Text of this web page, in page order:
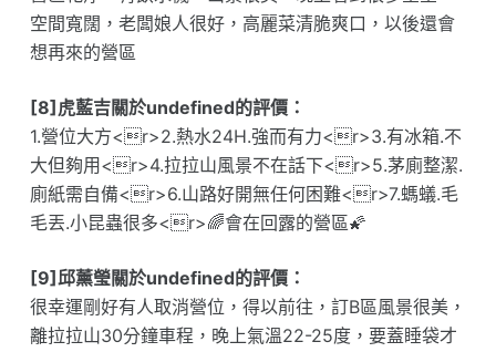
空間寬闊，老闆娘人很好，高麗菜清脆爽口，以後還會
想再來的營區
[8]虎藍吉關於undefined的評價：
1.營位大方<r>2.熱水24H.強而有力<r>3.有冰箱.不
大但夠用<r>4.拉拉山風景不在話下<r>5.茅廁整潔.
廁紙需自備<r>6.山路好開無任何困難<r>7.螞蟻.毛
毛丟.小昆蟲很多<r>🌈會在回露的營區🌠
[9]邱薰瑩關於undefined的評價：
很幸運剛好有人取消營位，得以前往，訂B區風景很美，
離拉拉山30分鐘車程，晚上氣溫22-25度，要蓋睡袋才